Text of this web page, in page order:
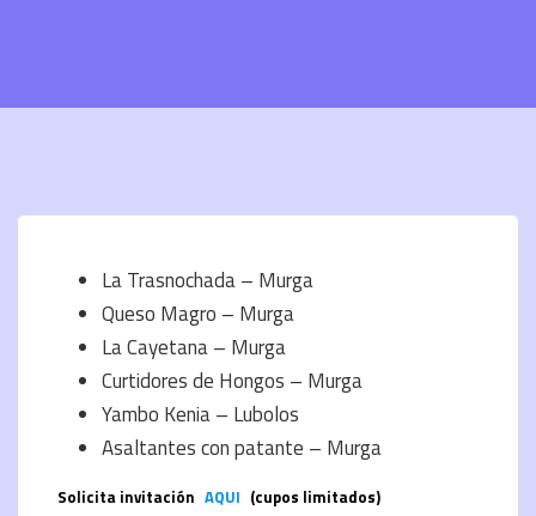
La Trasnochada – Murga
Queso Magro – Murga
La Cayetana – Murga
Curtidores de Hongos – Murga
Yambo Kenia – Lubolos
Asaltantes con patante – Murga
Solicita invitación AQUI (cupos limitados)